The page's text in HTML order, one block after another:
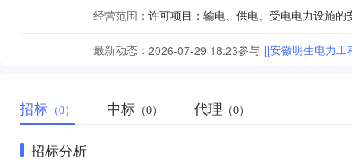
经营范围：
最新动态： 2026-07-29 18:23参与
招标 （0） 中标 （0） 代理 （0）
招标分析